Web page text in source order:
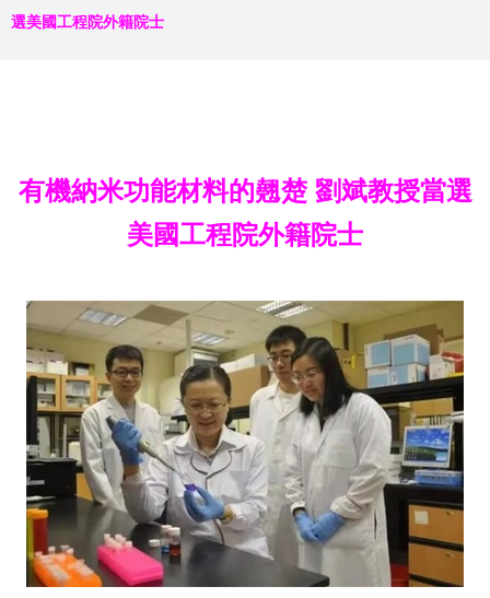
選美國工程院外籍院士
有機納米功能材料的翹楚 劉斌教授當選
美國工程院外籍院士